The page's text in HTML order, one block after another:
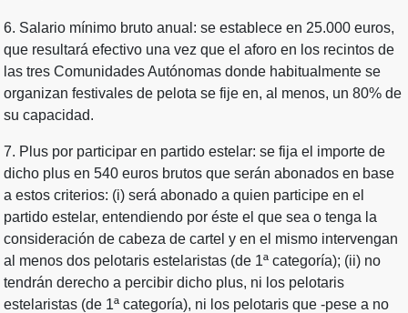
6. Salario mínimo bruto anual: se establece en 25.000 euros,
que resultará efectivo una vez que el aforo en los recintos de
las tres Comunidades Autónomas donde habitualmente se
organizan festivales de pelota se fije en, al menos, un 80% de
su capacidad.
7. Plus por participar en partido estelar: se fija el importe de
dicho plus en 540 euros brutos que serán abonados en base
a estos criterios: (i) será abonado a quien participe en el
partido estelar, entendiendo por éste el que sea o tenga la
consideración de cabeza de cartel y en el mismo intervengan
al menos dos pelotaris estelaristas (de 1ª categoría); (ii) no
tendrán derecho a percibir dicho plus, ni los pelotaris
estelaristas (de 1ª categoría), ni los pelotaris que -pese a no